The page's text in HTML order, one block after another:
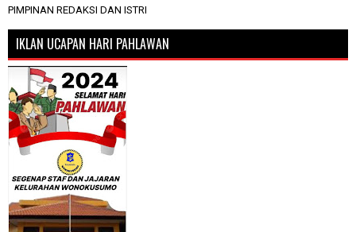
PIMPINAN REDAKSI DAN ISTRI
IKLAN UCAPAN HARI PAHLAWAN